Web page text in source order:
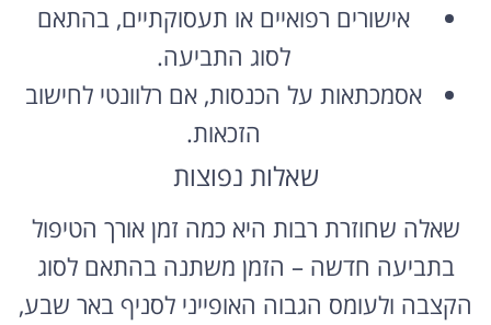
אישורים רפואיים או תעסוקתיים, בהתאם
לסוג התביעה.
אסמכתאות על הכנסות, אם רלוונטי לחישוב
הזכאות.
שאלות נפוצות
שאלה שחוזרת רבות היא כמה זמן אורך הטיפול
בתביעה חדשה – הזמן משתנה בהתאם לסוג
הקצבה ולעומס הגבוה האופייני לסניף באר שבע,